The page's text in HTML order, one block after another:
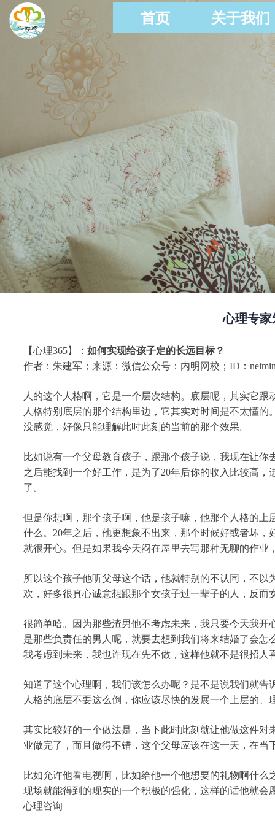
首页 关于我们
心理专家
【心理365】： 如何实现给孩子定的长远目标？
作者：朱建军；来源：微信公众号：内明网校；ID：
人的这个人格啊，它是一个层次结构。底层呢，其实它
人格特别底层的那个结构里边，它其实对时间是不太懂
没感觉，好像只能理解此时此刻的当前的那个效果。
比如说有一个父母教育孩子，跟那个孩子说，我现在让
之后能找到一个好工作，是为了20年后你的收入比较高
了。
但是你想啊，那个孩子啊，他是孩子嘛，他那个人格的
什么。20年之后，他更想象不出来，那个时候好或者坏
就很开心。但是如果我今天闷在屋里去写那种无聊的作
所以这个孩子他听父母这个话，他就特别的不认同，不
欢，好多很真心诚意想跟那个女孩子过一辈子的人，反而
很简单哈。因为那些渣男他不考虑未来，我只要今天我
是那些负责任的男人呢，就要去想到我们将来结婚了会
我考虑到未来，我也许现在先不做，这样他就不是很招人
知道了这个心理啊，我们该怎么办呢？是不是说我们就
人格的底层不要这么倒，你应该尽快的发展一个上层的
其实比较好的一个做法是，当下此时此刻就让他做这件
业做完了，而且做得不错，这个父母应该在这一天，在
比如允许他看电视啊，比如给他一个他想要的礼物啊什
现场就能得到的现实的一个积极的强化，这样的话他就
心理咨询